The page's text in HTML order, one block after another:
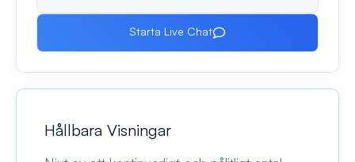
Starta Live Chat
Hållbara Visningar